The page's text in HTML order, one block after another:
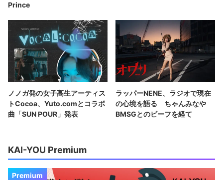
Prince
ノノガ発の女子高生アーティス
トCocoa、Yuto.comとコラボ
曲「SUN POUR」発表
ラッパーNENE、ラジオで現在
の心境を語る ちゃんみなや
BMSGとのビーフを経て
KAI-YOU Premium
Premium